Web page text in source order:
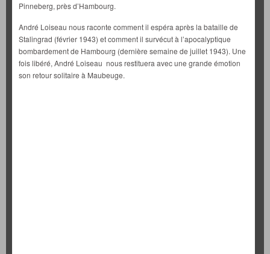
Pinneberg, près d’Hambourg.
André Loiseau nous raconte comment il espéra après la bataille de
Stalingrad (février 1943) et comment il survécut à l’apocalyptique
bombardement de Hambourg (dernière semaine de juillet 1943). Une
fois libéré, André Loiseau nous restituera avec une grande émotion
son retour solitaire à Maubeuge.